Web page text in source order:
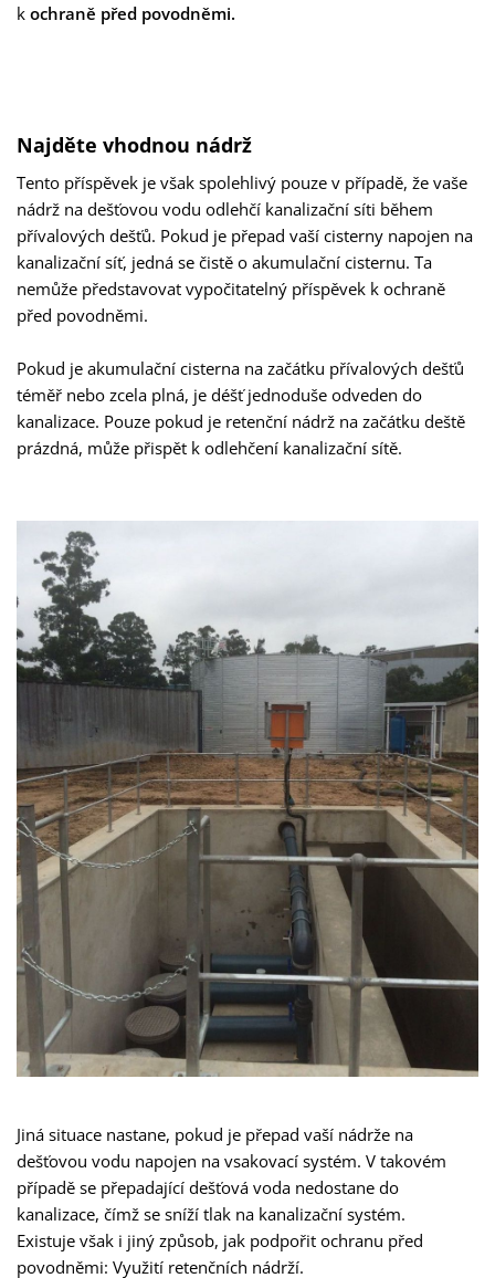
k ochraně před povodněmi.
Najděte vhodnou nádrž
Tento příspěvek je však spolehlivý pouze v případě, že vaše
nádrž na dešťovou vodu odlehčí kanalizační síti během
přívalových dešťů. Pokud je přepad vaší cisterny napojen na
kanalizační síť, jedná se čistě o akumulační cisternu. Ta
nemůže představovat vypočitatelný příspěvek k ochraně
před povodněmi.
Pokud je akumulační cisterna na začátku přívalových dešťů
téměř nebo zcela plná, je déšť jednoduše odveden do
kanalizace. Pouze pokud je retenční nádrž na začátku deště
prázdná, může přispět k odlehčení kanalizační sítě.
Jiná situace nastane, pokud je přepad vaší nádrže na
dešťovou vodu napojen na vsakovací systém. V takovém
případě se přepadající dešťová voda nedostane do
kanalizace, čímž se sníží tlak na kanalizační systém.
Existuje však i jiný způsob, jak podpořit ochranu před
povodněmi: Využití retenčních nádrží.